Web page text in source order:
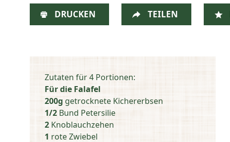
DRUCKEN TEILEN
Zutaten für 4 Portionen:
Für die Falafel
200g getrocknete Kichererbsen
1/2 Bund Petersilie
2 Knoblauchzehen
1 rote Zwiebel